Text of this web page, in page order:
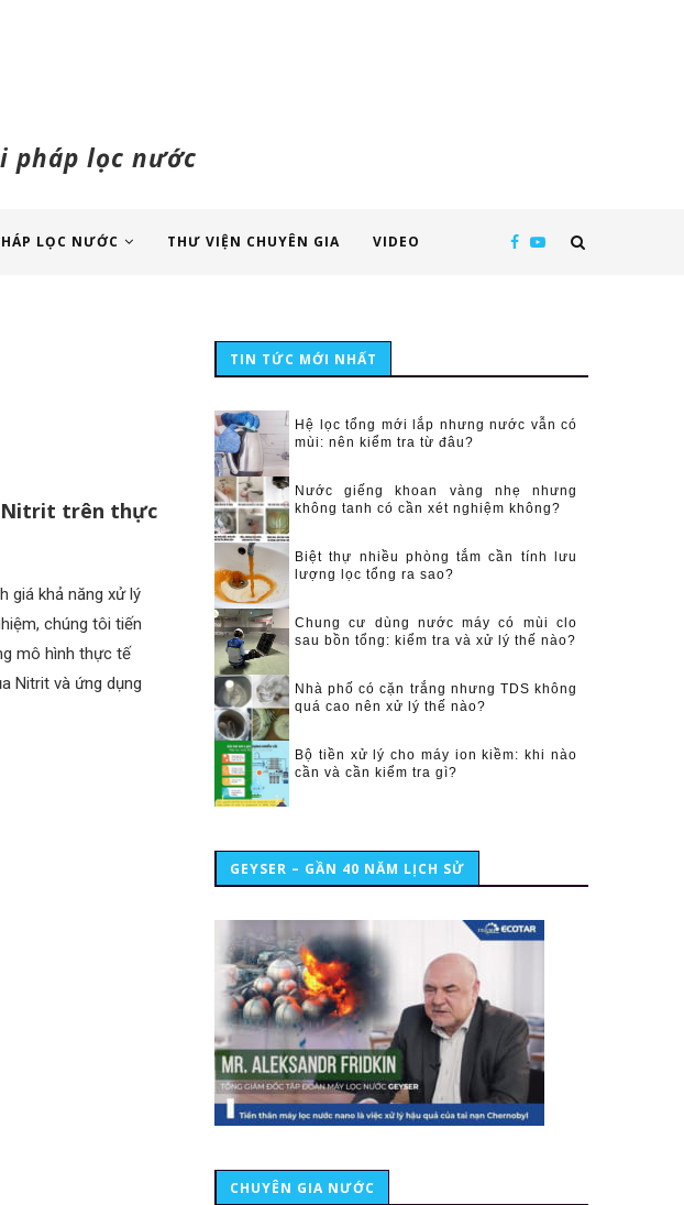
pháp lọc nước
LỌC NƯỚC THƯ VIỆN CHUYÊN GIA VIDEO
Nitrit trên thực
giá khả năng xử lý
chúng tôi tiến
mô hình thực tế
Nitrit và ứng dụng
TIN TỨC MỚI NHẤT
Hệ lọc tổng mới lắp nhưng nước vẫn có
mùi: nên kiểm tra từ đâu?
Nước giếng khoan vàng nhẹ nhưng
không tanh có cần xét nghiệm không?
Biệt thự nhiều phòng tắm cần tính lưu
lượng lọc tổng ra sao?
Chung cư dùng nước máy có mùi clo
sau bồn tổng: kiểm tra và xử lý thế nào?
Nhà phố có cặn trắng nhưng TDS không
quá cao nên xử lý thế nào?
Bộ tiền xử lý cho máy ion kiềm: khi nào
cần và cần kiểm tra gì?
GEYSER – GẦN 40 NĂM LỊCH SỬ
CHUYÊN GIA NƯỚC